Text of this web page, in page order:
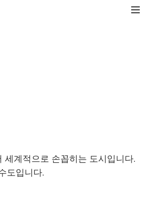
계적으로 손꼽히는 도시입니다.
도입니다.